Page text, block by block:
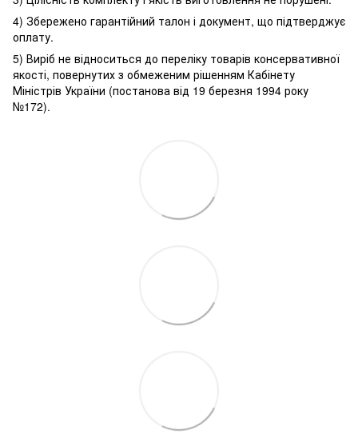
4) Збережено гарантійний талон і документ, що підтверджує
оплату.
5) Виріб не відноситься до переліку товарів консервативної
якості, повернутих з обмеженим рішенням Кабінету
Міністрів України (постанова від 19 березня 1994 року
№172).